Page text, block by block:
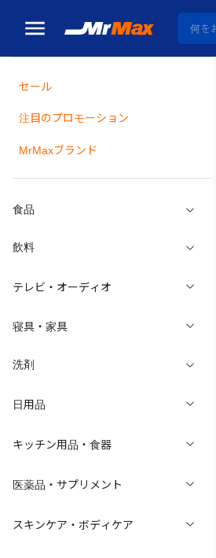
セール
注目のプロモーション
MrMaxブランド
食品
飲料
テレビ・オーディオ
寝具・家具
洗剤
日用品
キッチン用品・食器
医薬品・サプリメント
スキンケア・ボディケア